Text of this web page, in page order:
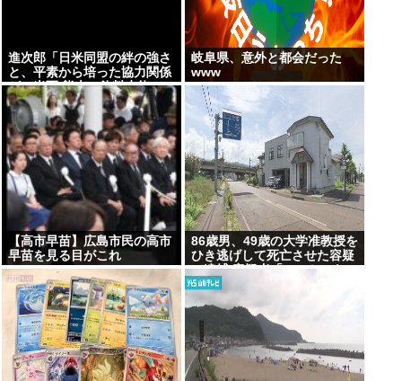
進次郎「日米同盟の絆の強さ
と、平素から培った協力関係
が」米軍 熊本に飲料水約16
トン支援
岐阜県、意外と都会だった
www
【高市早苗】広島市民の高市
早苗を見る目がこれ
86歳男、49歳の大学准教授を
ひき逃げして死亡させた容疑
で逮捕 容疑者「ぶつかったの
は大木」と否認